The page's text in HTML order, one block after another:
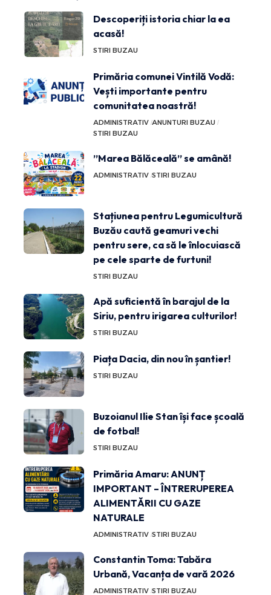
Descoperiți istoria chiar la ea
acasă!
STIRI BUZAU
Primăria comunei Vintilă Vodă:
Vești importante pentru
comunitatea noastră!
ADMINISTRATIV ANUNTURI BUZAU
STIRI BUZAU
”Marea Bălăceală” se amână!
ADMINISTRATIV STIRI BUZAU
Stațiunea pentru Legumicultură
Buzău caută geamuri vechi
pentru sere, ca să le înlocuiască
pe cele sparte de furtuni!
STIRI BUZAU
Apă suficientă în barajul de la
Siriu, pentru irigarea culturilor!
STIRI BUZAU
Piața Dacia, din nou în șantier!
STIRI BUZAU
Buzoianul Ilie Stan își face școală
de fotbal!
STIRI BUZAU
Primăria Amaru: ANUNȚ
IMPORTANT – ÎNTRERUPEREA
ALIMENTĂRII CU GAZE
NATURALE
ADMINISTRATIV STIRI BUZAU
Constantin Toma: Tabăra
Urbană, Vacanța de vară 2026
ADMINISTRATIV STIRI BUZAU